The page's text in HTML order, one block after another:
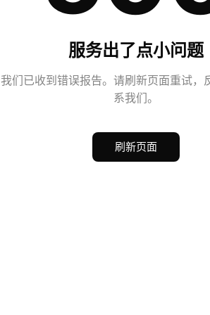
服务出了点小问题
我们已收到错误报告。请刷新页面重试，
系我们。
刷新页面